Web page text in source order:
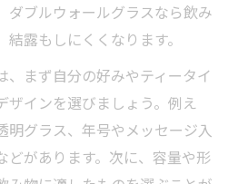
ダブルウォールグラスなら飲み
露もしにくくなります。
、まず自分の好みやティータイ
ザインを選びましょう。例え
明グラス、年号やメッセージ入
どがあります。次に、容量や形